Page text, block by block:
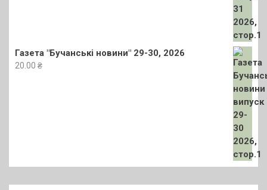
Газета "Бучанські новини" 29-30, 2026
20.00 ₴